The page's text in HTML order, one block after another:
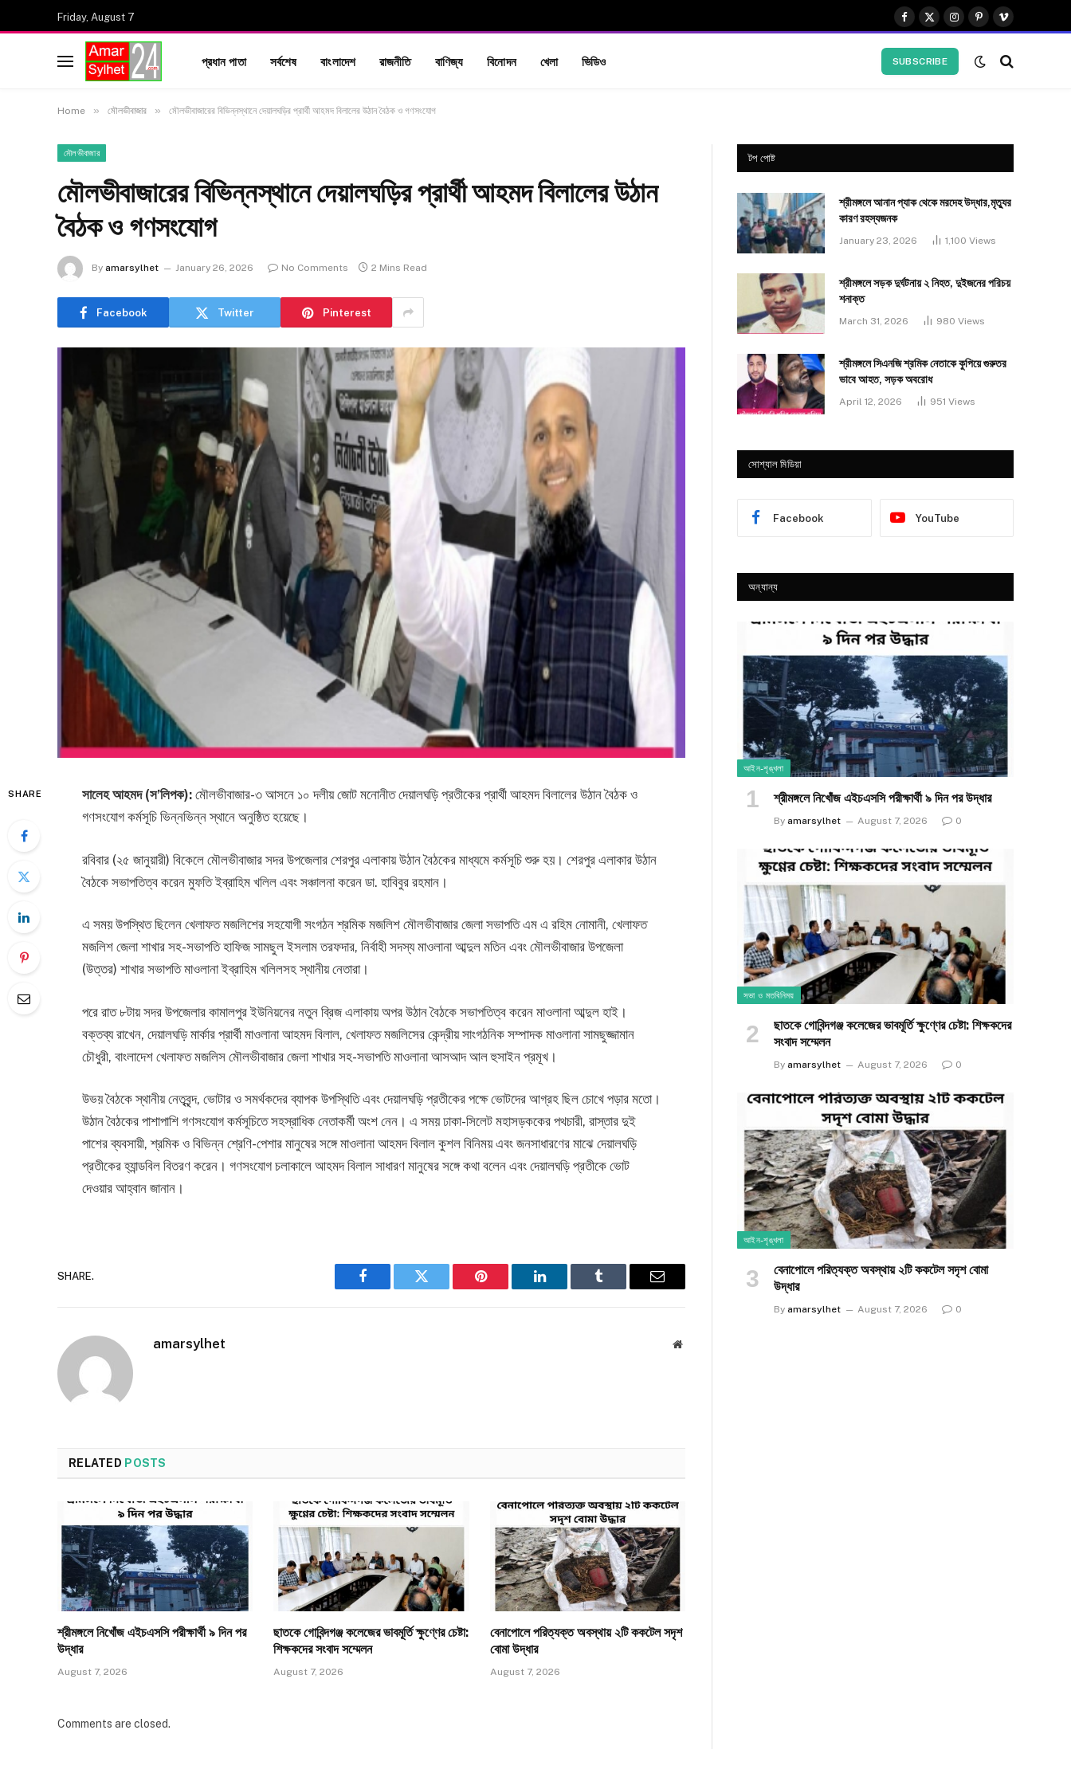
Friday, August 7
Facebook
X
Instagram
Pinterest
Vimeo
প্রধান পাতা সর্বশেষ বাংলাদেশ রাজনীতি বাণিজ্য বিনোদন খেলা ভিডিও SUBSCRIBE
Home » মৌলভীবাজার » মৌলভীবাজারের বিভিন্নস্থানে দেয়ালঘড়ির প্রার্থী আহমদ বিলালের উঠান বৈঠক ও গণসংযোগ
মৌলভীবাজার
মৌলভীবাজারের বিভিন্নস্থানে দেয়ালঘড়ির প্রার্থী আহমদ বিলালের উঠান
বৈঠক ও গণসংযোগ
By amarsylhet January 26, 2026 No Comments 2 Mins Read
Facebook Twitter Pinterest
SHARE সালেহ আহমদ (স’লিপক): মৌলভীবাজার-৩ আসনে ১০ দলীয় জোট মনোনীত দেয়ালঘড়ি প্রতীকের প্রার্থী আহমদ বিলালের উঠান বৈঠক ও
গণসংযোগ কর্মসূচি ভিন্নভিন্ন স্থানে অনুষ্ঠিত হয়েছে।
রবিবার (২৫ জানুয়ারী) বিকেলে মৌলভীবাজার সদর উপজেলার শেরপুর এলাকায় উঠান বৈঠকের মাধ্যমে কর্মসূচি শুরু হয়। শেরপুর এলাকার উঠান
বৈঠকে সভাপতিত্ব করেন মুফতি ইব্রাহিম খলিল এবং সঞ্চালনা করেন ডা. হাবিবুর রহমান।
এ সময় উপস্থিত ছিলেন খেলাফত মজলিশের সহযোগী সংগঠন শ্রমিক মজলিশ মৌলভীবাজার জেলা সভাপতি এম এ রহিম নোমানী, খেলাফত
মজলিশ জেলা শাখার সহ-সভাপতি হাফিজ সামছুল ইসলাম তরফদার, নির্বাহী সদস্য মাওলানা আব্দুল মতিন এবং মৌলভীবাজার উপজেলা
(উত্তর) শাখার সভাপতি মাওলানা ইব্রাহিম খলিলসহ স্থানীয় নেতারা।
পরে রাত ৮টায় সদর উপজেলার কামালপুর ইউনিয়নের নতুন ব্রিজ এলাকায় অপর উঠান বৈঠকে সভাপতিত্ব করেন মাওলানা আব্দুল হাই।
বক্তব্য রাখেন, দেয়ালঘড়ি মার্কার প্রার্থী মাওলানা আহমদ বিলাল, খেলাফত মজলিসের কেন্দ্রীয় সাংগঠনিক সম্পাদক মাওলানা সামছুজ্জামান
চৌধুরী, বাংলাদেশ খেলাফত মজলিস মৌলভীবাজার জেলা শাখার সহ-সভাপতি মাওলানা আসআদ আল হুসাইন প্রমূখ।
উভয় বৈঠকে স্থানীয় নেতৃবৃন্দ, ভোটার ও সমর্থকদের ব্যাপক উপস্থিতি এবং দেয়ালঘড়ি প্রতীকের পক্ষে ভোটদের আগ্রহ ছিল চোখে পড়ার মতো।
উঠান বৈঠকের পাশাপাশি গণসংযোগ কর্মসূচিতে সহস্রাধিক নেতাকর্মী অংশ নেন। এ সময় ঢাকা-সিলেট মহাসড়ককের পথচারী, রাস্তার দুই
পাশের ব্যবসায়ী, শ্রমিক ও বিভিন্ন শ্রেণি-পেশার মানুষের সঙ্গে মাওলানা আহমদ বিলাল কুশল বিনিময় এবং জনসাধারণের মাঝে দেয়ালঘড়ি
প্রতীকের হ্যান্ডবিল বিতরণ করেন। গণসংযোগ চলাকালে আহমদ বিলাল সাধারণ মানুষের সঙ্গে কথা বলেন এবং দেয়ালঘড়ি প্রতীকে ভোট
দেওয়ার আহ্বান জানান।
SHARE.
Facebook Twitter Pinterest LinkedIn Tumblr Email
amarsylhet Website
RELATED POSTS
শ্রীমঙ্গলে নিখোঁজ এইচএসসি পরীক্ষার্থী ৯ দিন পর
উদ্ধার
August 7, 2026
ছাতকে গোবিন্দগঞ্জ কলেজের ভাবমূর্তি ক্ষুণ্ণের চেষ্টা:
শিক্ষকদের সংবাদ সম্মেলন
August 7, 2026
​বেনাপোলে পরিত্যক্ত অবস্থায় ২টি ককটেল সদৃশ
বোমা উদ্ধার
August 7, 2026
Comments are closed.
টপ পোষ্ট
শ্রীমঙ্গলে আনান প্যাক থেকে মরদেহ উদ্ধার,মৃত্যুর
কারণ রহস্যজনক
January 23, 2026 1,100 Views
শ্রীমঙ্গলে সড়ক দুর্ঘটনায় ২ নিহত, দুইজনের পরিচয়
শনাক্ত
March 31, 2026 980 Views
শ্রীমঙ্গলে সিএনজি শ্রমিক নেতাকে কুপিয়ে গুরুতর
ভাবে আহত, সড়ক অবরোধ
April 12, 2026 951 Views
সোশ্যাল মিডিয়া
Facebook YouTube
অন্যান্য
আইন-শৃঙ্খলা
শ্রীমঙ্গলে নিখোঁজ এইচএসসি পরীক্ষার্থী ৯ দিন পর উদ্ধার
By amarsylhet August 7, 2026 0
সভা ও মতবিনিময়
ছাতকে গোবিন্দগঞ্জ কলেজের ভাবমূর্তি ক্ষুণ্ণের চেষ্টা: শিক্ষকদের
সংবাদ সম্মেলন
By amarsylhet August 7, 2026 0
আইন-শৃঙ্খলা
​বেনাপোলে পরিত্যক্ত অবস্থায় ২টি ককটেল সদৃশ বোমা
উদ্ধার
By amarsylhet August 7, 2026 0